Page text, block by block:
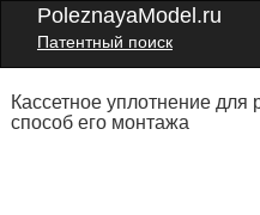
PoleznayaModel.ru
Патентный поиск
Кассетное уплотнение
способ его монтажа